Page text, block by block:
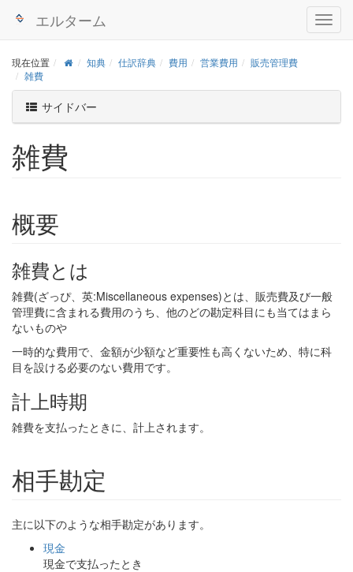
エルターム
現在位置 知典 仕訳辞典 費用 営業費用
販売管理費
雑費
サイドバー
雑費
概要
雑費とは
雑費(ざっぴ、英:Miscellaneous expenses)とは、販売費及び一般
管理費に含まれる費用のうち、他のどの勘定科目にも当てはまら
ないものや
一時的な費用で、金額が少額など重要性も高くないため、特に科
目を設ける必要のない費用です。
計上時期
雑費を支払ったときに、計上されます。
相手勘定
主に以下のような相手勘定があります。
現金
現金で支払ったとき